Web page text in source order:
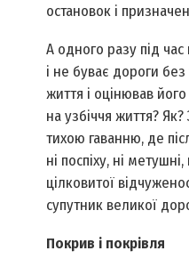
остановок і
А одного разу під
і не буває дороги
життя і оцінював
на узбіччя життя?
тихою гаванню, де
ні поспіху, ні
цілковитої
супутник великої
Покрив і покрівля